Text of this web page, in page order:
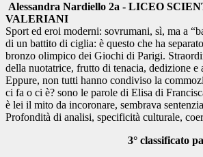
Alessandra Nardiello 2a - LICEO
VALERIANI
Sport ed eroi moderni: sovrumani, sì, ma a
di un battito di ciglia: è questo che ha
bronzo olimpico dei Giochi di Parigi.
della nuotatrice, frutto di tenacia, dedizione e
Eppure, non tutti hanno condiviso la
ci fa o ci è? sono le parole di Elisa di
è lei il mito da incoronare, sembrava
Profondità di analisi, specificità culturale,
3° classificato